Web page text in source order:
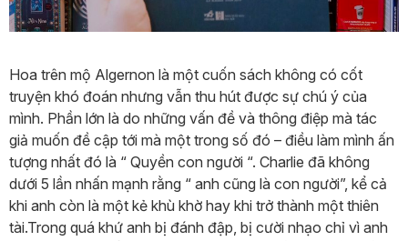
Hoa trên mộ Algernon là một cuốn sách không có cốt
truyện khó đoán nhưng vẫn thu hút được sự chú ý của
mình. Phần lớn là do những vấn đề và thông điệp mà tác
giả muốn đề cập tới mà một trong số đó – điều làm mình ấn
tượng nhất đó là “ Quyền con người “. Charlie đã không
dưới 5 lần nhấn mạnh rằng “ anh cũng là con người”, kể cả
khi anh còn là một kẻ khù khờ hay khi trở thành một thiên
tài.Trong quá khứ anh bị đánh đập, bị cười nhạo chỉ vì anh